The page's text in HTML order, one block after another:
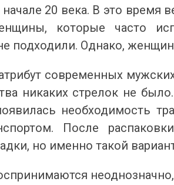
20 века. В это время
которые часто
подходили. Однако,
современных
никаких стрелок не
необходимость
После
но именно такой